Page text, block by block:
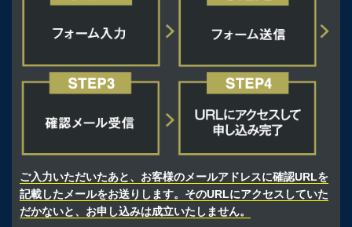
ご入力いただいたあと、お客様のメールアドレスに確認URLを
記載したメールをお送りします。そのURLにアクセスしていた
だかないと、お申し込みは成立いたしません。